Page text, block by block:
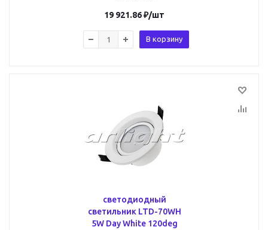
19 921.86₽/шт
В корзину
светодиодный
светильник LTD-70WH
5W Day White 120deg